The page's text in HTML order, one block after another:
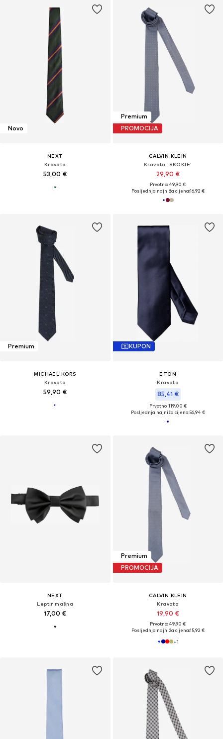
Novo
NEXT
Kravata
53,00 €
Premium
PROMOCIJA
CALVIN KLEIN
Kravata 'SKOKIE'
29,90 €
Prvotno: 49,90 €
Posljednja najniža cijena:16,92 €
Premium
MICHAEL KORS
Kravata
59,90 €
KUPON
ETON
Kravata
85,41 €
Prvotno: 119,00 €
Posljednja najniža cijena:56,94 €
NEXT
Leptir mašna
17,00 €
Premium
PROMOCIJA
CALVIN KLEIN
Kravata
19,90 €
Prvotno: 49,90 €
Posljednja najniža cijena:15,92 €
+1